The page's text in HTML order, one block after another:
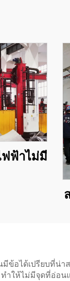
ฟ้าไม่มี
ข้อได้เปรียบที่น่
ทำให้ไม่มีจุดที่อ่อ